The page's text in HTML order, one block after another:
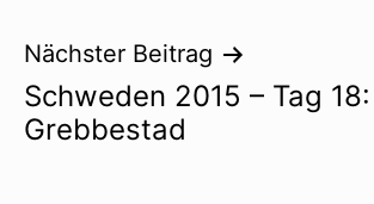
Nächster Beitrag
Schweden 2015 – Tag 18:
Grebbestad